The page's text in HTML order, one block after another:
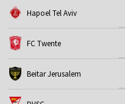
Hapoel Tel Aviv
FC Twente
Beitar Jerusalem